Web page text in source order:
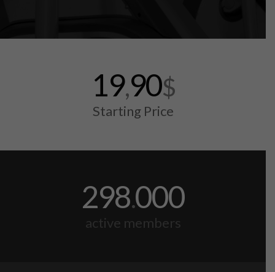
19,90$
Starting Price
298.000
active members